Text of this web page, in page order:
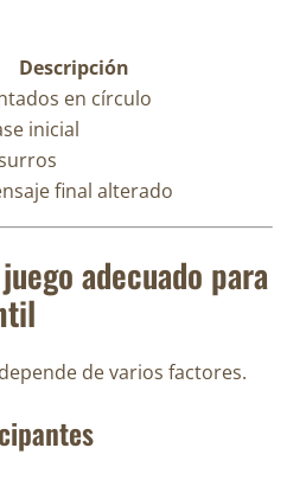
Descripción
en círculo
inicial
final alterado
adecuado para
de varios factores.